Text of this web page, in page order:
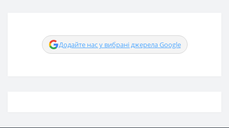
Додайте нас у вибрані джерела Google